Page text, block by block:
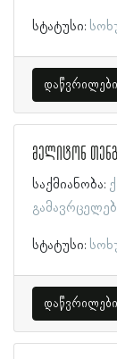
სტატუსი:
მელიტონ
საქმიანობა:
სტატუსი: